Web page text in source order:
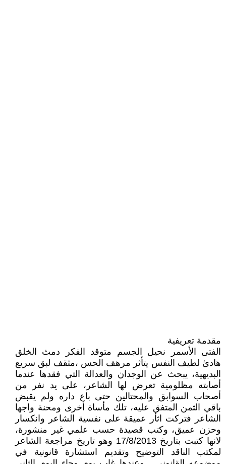
مقدمة تعريفية
الفتى الأسمر نحيل الجسم متوقد الفكر دمث الخلق
هادئ لطيف النفس يتأثر مرهف الحس ،مثقف لبق سريع
البديهية، يبحث عن الوجدان والعدالة التي فقدها عندما
أصابته مظلومية تعرض لها الشاعر، على يد نفر من
أصحاب السوابق والمحتالين حتى باع داره ولم يقبض
باقي الثمن المتفق عليه، تلك مأساة أخرى ومحنة واجها
الشاعر فتركت اثأر عميقة على نفسية الشاعر وانكسار
وحزن عميق، وكتب قصيدة حسب علمي غير منشورة،
لانها كتبت بتاريخ 17/8/2013 وهو تاريخ مراجعة الشاعر
لمكتب الناقد التوضيح وتقديم استشارة قانونية في